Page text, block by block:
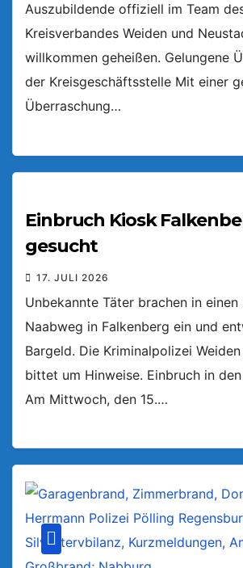
Auszubildende offiziell im Team
Kreisverbandes Weiden und
willkommen geheißen. Gelungene
der Kreisgeschäftsstelle Mit einer
Überraschung…
Einbruch Kiosk
gesucht
17. JULI 2026
Unbekannte Täter brachen in einen
Naabweg in Falkenberg ein und
Bargeld. Die Kriminalpolizei
bittet um Hinweise. Einbruch in
Am Mittwoch, den 15.…